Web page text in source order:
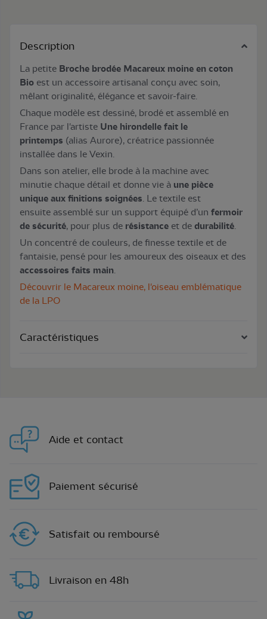
Description
La petite Broche brodée Macareux moine en coton
Bio est un accessoire artisanal conçu avec soin,
mêlant originalité, élégance et savoir-faire.
Chaque modèle est dessiné, brodé et assemblé en
France par l'artiste Une hirondelle fait le
printemps (alias Aurore), créatrice passionnée
installée dans le Vexin.
Dans son atelier, elle brode à la machine avec
minutie chaque détail et donne vie à une pièce
unique aux finitions soignées. Le textile est
ensuite assemblé sur un support équipé d’un fermoir
de sécurité, pour plus de résistance et de durabilité.
Un concentré de couleurs, de finesse textile et de
fantaisie, pensé pour les amoureux des oiseaux et des
accessoires faits main.
Découvrir le Macareux moine, l'oiseau emblématique
de la LPO
Caractéristiques
Aide et contact
Paiement sécurisé
Satisfait ou remboursé
Livraison en 48h